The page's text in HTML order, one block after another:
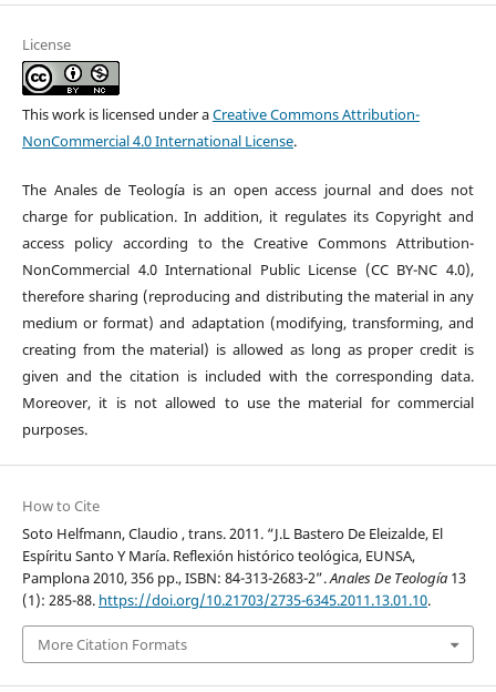
License
This work is licensed under aCreative Commons Attribution-
NonCommercial 4.0 International License.
The Anales de Teología is an open access journal and does not
charge for publication. In addition, it regulates its Copyright and
access policy according to the Creative Commons Attribution-
NonCommercial 4.0 International Public License (CC BY-NC 4.0),
therefore sharing (reproducing and distributing the material in any
medium or format) and adaptation (modifying, transforming, and
creating from the material) is allowed as long as proper credit is
given and the citation is included with the corresponding data.
Moreover, it is not allowed to use the material for commercial
purposes.
How to Cite
Soto Helfmann, Claudio , trans. 2011. “J.L Bastero De Eleizalde, El
Espíritu Santo Y María. Reflexión histórico teológica, EUNSA,
Pamplona 2010, 356 pp., ISBN: 84-313-2683-2”.Anales De Teología13
(1): 285-88. https://doi.org/10.21703/2735-6345.2011.13.01.10.
More Citation Formats